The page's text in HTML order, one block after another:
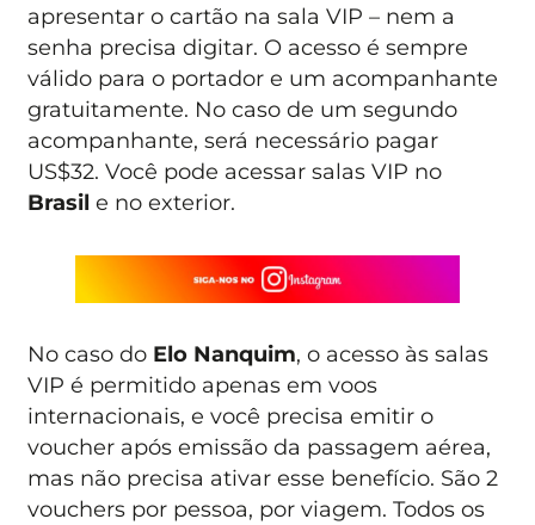
apresentar o cartão na sala VIP – nem a
senha precisa digitar. O acesso é sempre
válido para o portador e um acompanhante
gratuitamente. No caso de um segundo
acompanhante, será necessário pagar
US$32. Você pode acessar salas VIP no
Brasil e no exterior.
No caso do Elo Nanquim, o acesso às salas
VIP é permitido apenas em voos
internacionais, e você precisa emitir o
voucher após emissão da passagem aérea,
mas não precisa ativar esse benefício. São 2
vouchers por pessoa, por viagem. Todos os